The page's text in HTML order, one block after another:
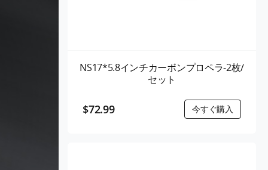
NS17*5.8インチカーボンプロペラ-2枚/
セット
$72.99